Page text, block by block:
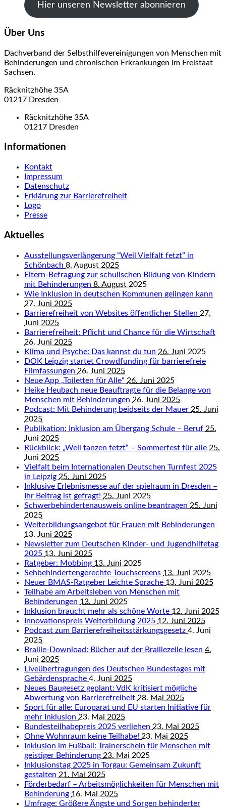
Hier unseren Newsletter abonnieren
Über Uns
Dachverband der Selbsthilfevereinigungen von Menschen mit
Behinderungen und chronischen Erkrankungen im Freistaat
Sachsen.
Räcknitzhöhe 35A
01217 Dresden
Räcknitzhöhe 35A
01217 Dresden
Informationen
Kontakt
Impressum
Datenschutz
Erklärung zur Barrierefreiheit
Logo
Presse
Aktuelles
Ausstellungsverlängerung “Weil Vielfalt fetzt” in
Schönbach 8. August 2025
Eltern-Befragung zur schulischen Bildung von Kindern
mit Behinderungen 8. August 2025
Wie Inklusion in deutschen Kommunen gelingen kann
27. Juni 2025
Barrierefreiheit von Websites öffentlicher Stellen 27.
Juni 2025
Barrierefreiheit: Pflicht und Chance für die Wirtschaft
26. Juni 2025
Klima und Psyche: Das kannst du tun 26. Juni 2025
DOK Leipzig startet Crowdfunding für barrierefreie
Filmfassungen 26. Juni 2025
Neue App „Toiletten für Alle“ 26. Juni 2025
Heike Heubach neue Beauftragte für die Belange von
Menschen mit Behinderungen 26. Juni 2025
Podcast: Mit Behinderung beidseits der Mauer 25. Juni
2025
Publikation: Inklusion am Übergang Schule – Beruf 25.
Juni 2025
Rückblick: „Weil tanzen fetzt“ – Sommerfest für alle 25.
Juni 2025
Vielfalt beim Internationalen Deutschen Turnfest 2025
in Leipzig 25. Juni 2025
Inklusive Erlebnismesse auf der spielraum in Dresden –
Ihr Beitrag ist gefragt! 25. Juni 2025
Schwerbehindertenausweis online beantragen 25. Juni
2025
Weiterbildungsangebot für Frauen mit Behinderungen
13. Juni 2025
Newsletter zum Deutschen Kinder- und Jugendhilfetag
2025 13. Juni 2025
Ratgeber: Mobbing 13. Juni 2025
Sehbehindertengerechte Touchscreens 13. Juni 2025
Neuer BMAS-Ratgeber Leichte Sprache 13. Juni 2025
Teilhabe am Arbeitsleben von Menschen mit
Behinderungen 13. Juni 2025
Inklusion braucht mehr als schöne Worte 12. Juni 2025
Innovationspreis Weiterbildung 2025 12. Juni 2025
Podcast zum Barrierefreiheitsstärkungsgesetz 4. Juni
2025
Braille-Download: Bücher auf der Braillezeile lesen 4.
Juni 2025
Liveübertragungen des Deutschen Bundestages mit
Gebärdensprache 4. Juni 2025
Neues Baugesetz geplant: VdK kritisiert mögliche
Abwertung von Barrierefreiheit 28. Mai 2025
Sport für alle: Europarat und EU starten Initiative für
mehr Inklusion 23. Mai 2025
Bundesteilhabepreis 2025 verliehen 23. Mai 2025
Ohne Wohnraum keine Teilhabe! 23. Mai 2025
Inklusion im Fußball: Trainerschein für Menschen mit
geistiger Behinderung 23. Mai 2025
Inklusionstag 2025 in Torgau: Gemeinsam Zukunft
gestalten 21. Mai 2025
Förderbedarf – Arbeitsmöglichkeiten für Menschen mit
Behinderung 16. Mai 2025
Umfrage: Größere Ängste und Sorgen behinderter